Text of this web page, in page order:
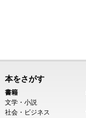
本をさがす
書籍
文学・小説
社会・ビジネス